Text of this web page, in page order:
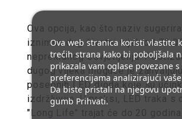
Ova opcija, kao što naziv
iznimno dug životni vijek od
neprekidnog osvjetljenja.
dugog vijeka moguće je
posebnih LED dioda koje su
izdržljivije. U praksi, LED traka s
"Long Life" trajat će do 20
Ova web stranica koristi vlastite
trećih strana kako bi poboljšala
prikazala vam oglase povezane s
preferencijama analizirajući
Da biste pristali na njegovu
gumb Prihvati.